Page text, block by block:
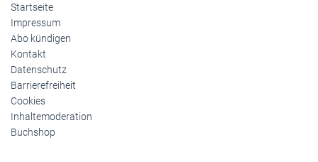
Startseite
Impressum
Abo kündigen
Kontakt
Datenschutz
Barrierefreiheit
Cookies
Inhaltemoderation
Buchshop